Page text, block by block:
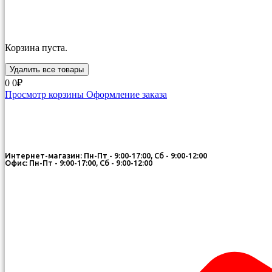
Корзина пуста.
Удалить все товары
0 0₽
Просмотр корзины Оформление заказа
Интернет-магазин: Пн-Пт - 9:00-17:00, Сб - 9:00-12:00
Офис: Пн-Пт - 9:00-17:00, Сб - 9:00-12:00